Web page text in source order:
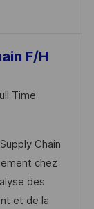
Service
F/H
Time
Chain
chez
des
et de la